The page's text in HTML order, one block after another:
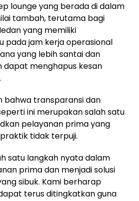
lounge yang berada di dalam
tambah, terutama bagi
yang memiliki
pada jam kerja operasional
yang lebih santai dan
dapat menghapus kesan
bahwa transparansi dan
ini merupakan salah satu
pelayanan prima yang
tidak terpuji.
satu langkah nyata dalam
prima dan menjadi solusi
sibuk. Kami berharap
terus ditingkatkan guna